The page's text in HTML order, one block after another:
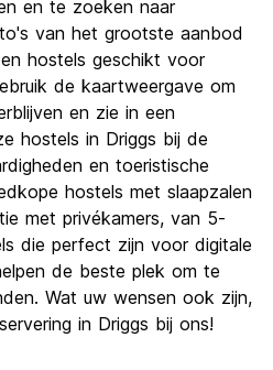
en te zoeken naar
van het grootste aanbod
hostels geschikt voor
de kaartweergave om
en zie in een
hostels in Driggs bij de
en toeristische
hostels met slaapzalen
met privékamers, van 5-
die perfect zijn voor digitale
de beste plek om te
Wat uw wensen ook zijn,
in Driggs bij ons!